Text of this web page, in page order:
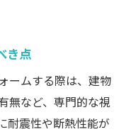
き点
ームする際は、建物
無など、専門的な視
耐震性や断熱性能が